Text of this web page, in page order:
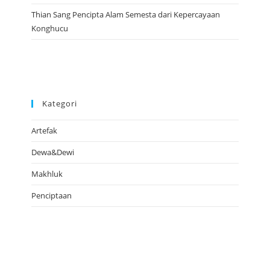
Thian Sang Pencipta Alam Semesta dari Kepercayaan
Konghucu
Kategori
Artefak
Dewa&Dewi
Makhluk
Penciptaan